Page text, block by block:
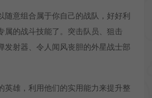
随意组合属于你自己的战队，好好利
属的战斗技能了。突击队员、狙击
发射器、令人闻风丧胆的外星战士部
英雄，利用他们的实用能力来提升整